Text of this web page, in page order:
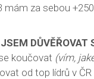
mám za sebou
DŮVĚŘOVAT
koučovat (vím,
od top lídrů v ČR